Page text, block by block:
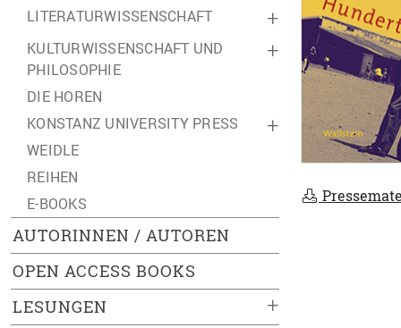
+
LITERATURWISSENSCHAFT
+
KULTURWISSENSCHAFT UND
PHILOSOPHIE
DIE HOREN
+
KONSTANZ UNIVERSITY PRESS
WEIDLE
REIHEN
E-BOOKS
AUTORINNEN / AUTOREN
OPEN ACCESS BOOKS
+
LESUNGEN